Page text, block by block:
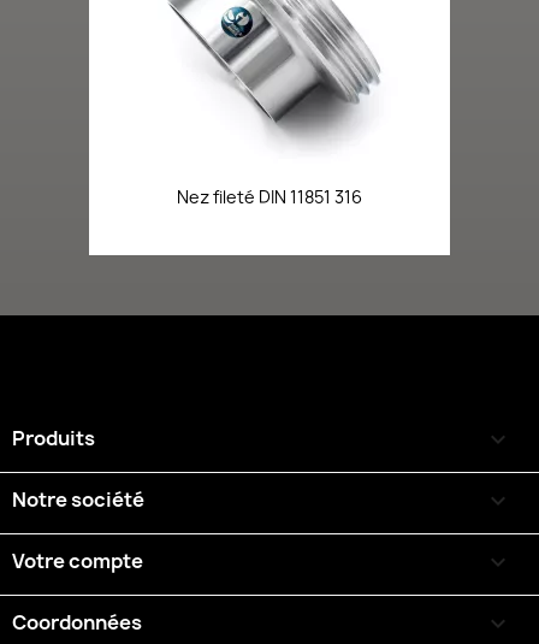
Nez fileté DIN 11851 316
Produits 
Notre société 
Votre compte 
Coordonnées keyboard_arrow_down